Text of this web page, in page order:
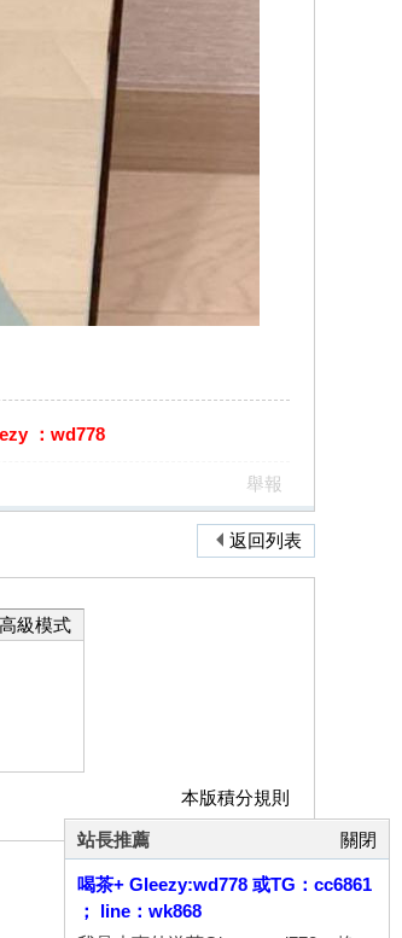
：wd778
舉報
返回列表
高級模式
本版積分規則
關閉
站長推薦
喝茶+ Gleezy:wd778 或TG：cc6861
； line：wk868